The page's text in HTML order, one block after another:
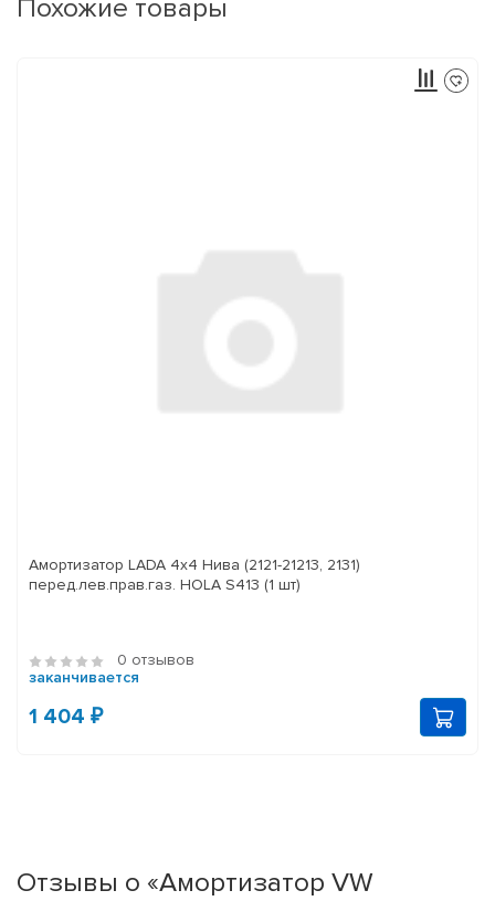
Похожие товары
Амортизатор LADA 4x4 Нива (2121-21213, 2131)
перед.лев.прав.газ. HOLA S413 (1 шт)
0 отзывов
заканчивается
1 404 ₽
Отзывы о «Амортизатор VW